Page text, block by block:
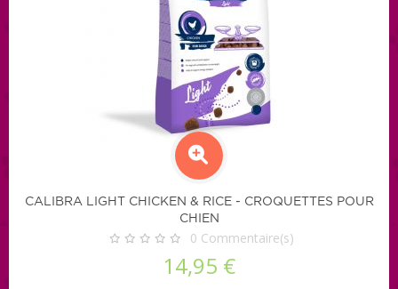
CALIBRA LIGHT CHICKEN & RICE - CROQUETTES POUR
CHIEN
0 Commentaire(s)
14,95 €